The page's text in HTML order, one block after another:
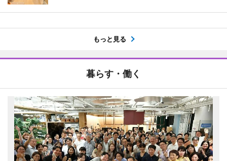
もっと見る
暮らす・働く